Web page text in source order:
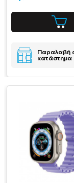
Παραλαβή
κατάστημα